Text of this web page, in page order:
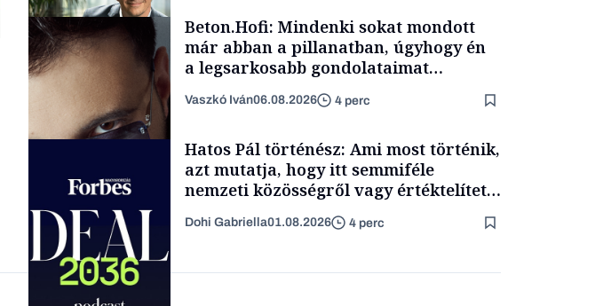
TÁMOGATÓI
Forbes-sztori
Beton.Hofi: Mindenki sokat mondott
már abban a pillanatban, úgyhogy én
a legsarkosabb gondolataimat
akartam kimondani
Vaszkó Iván06.08.2026 4 perc
Hatos Pál történész: Ami most történik,
azt mutatja, hogy itt semmiféle
nemzeti közösségről vagy értéktelített
jobboldali médiáról nem volt szó
Dohi Gabriella01.08.2026 4 perc